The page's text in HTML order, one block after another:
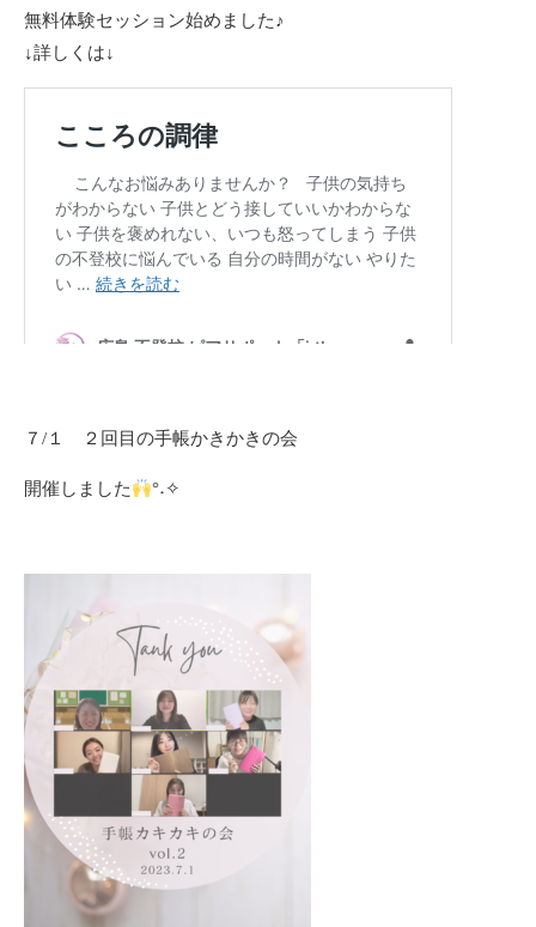
無料体験セッション始めました♪
↓詳しくは↓
７/１ ２回目の手帳かきかきの会
開催しました °˖✧